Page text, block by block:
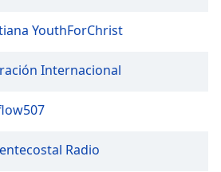
YouthForChrist
Internacional
Radio